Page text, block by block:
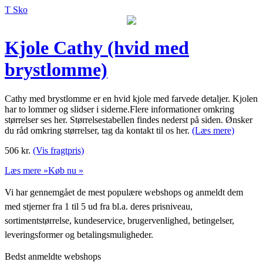
T Sko
Kjole Cathy (hvid med
brystlomme)
Cathy med brystlomme er en hvid kjole med farvede detaljer. Kjolen
har to lommer og slidser i siderne.Flere informationer omkring
størrelser ses her. Størrelsestabellen findes nederst på siden. Ønsker
du råd omkring størrelser, tag da kontakt til os her. (Læs mere)
506 kr. (Vis fragtpris)
Læs mere »Køb nu »
Vi har gennemgået de mest populære webshops og anmeldt dem
med stjerner fra 1 til 5 ud fra bl.a. deres prisniveau,
sortimentstørrelse, kundeservice, brugervenlighed, betingelser,
leveringsformer og betalingsmuligheder.
Bedst anmeldte webshops